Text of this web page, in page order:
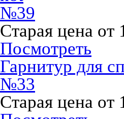
№39
Старая цена от
Посмотреть
Гарнитур для
№33
Старая цена от